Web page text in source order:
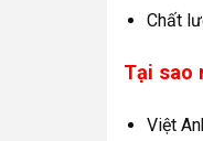
Chất
Tại sao
Việt